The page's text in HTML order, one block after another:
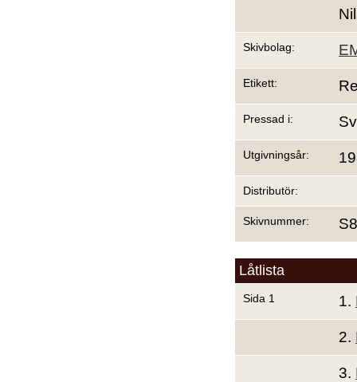
Skivbolag:
Etikett:
Pressad i:
Utgivningsår:
Distributör:
Skivnummer:
Låtlista
Sida 1 1.
2.
3.